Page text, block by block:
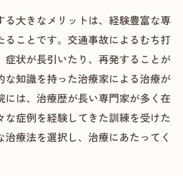
る大きなメリットは、経験豊富な専
ることです。交通事故によるむち打
症状が長引いたり、再発することが
な知識を持った治療家による治療が
には、治療歴が長い専門家が多く在
な症例を経験してきた訓練を受けた
療法を選択し、治療にあたってく